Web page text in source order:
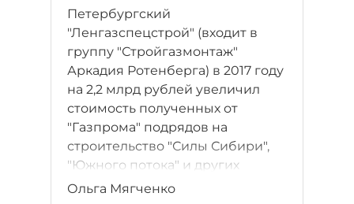
Петербургский
"Ленгазспецстрой" (входит в
группу "Стройгазмонтаж"
Аркадия Ротенберга) в 2017 году
на 2,2 млрд рублей увеличил
стоимость полученных от
"Газпрома" подрядов на
строительство "Силы Сибири",
"Южного потока" и других
крупных проектов. В итоге
Ольга Мягченко